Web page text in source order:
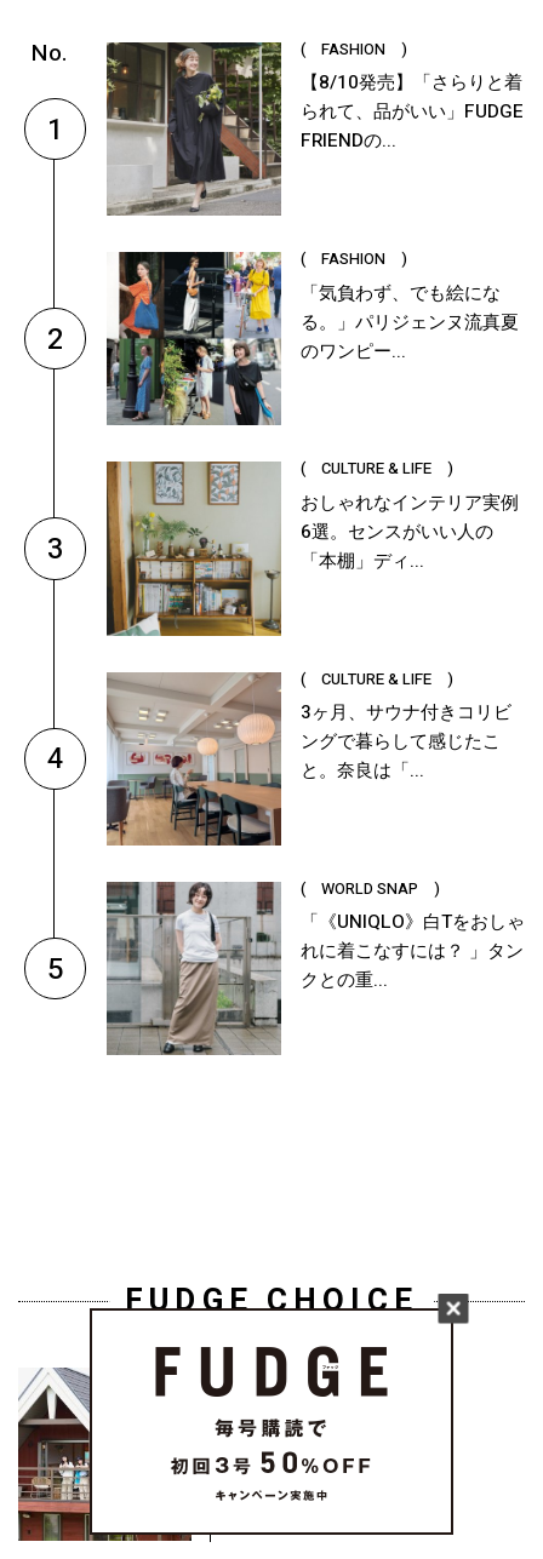
1
( FASHION )
【8/10発売】「さらりと着
られて、品がいい」FUDGE
FRIENDの...
2
( FASHION )
「気負わず、でも絵にな
る。」パリジェンヌ流真夏
のワンピー...
3
( CULTURE & LIFE )
おしゃれなインテリア実例
6選。センスがいい人の
「本棚」ディ...
4
( CULTURE & LIFE )
3ヶ月、サウナ付きコリビ
ングで暮らして感じたこ
と。奈良は「...
5
( WORLD SNAP )
「《UNIQLO》白Tをおしゃ
れに着こなすには？ 」タン
クとの重...
FUDGE CHOICE
どんな日常が理想？
《BESS》...